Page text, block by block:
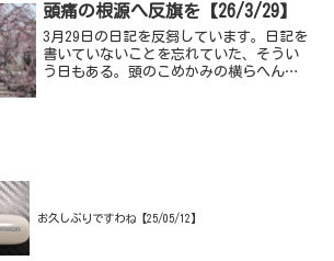
頭痛の根源へ反旗を【26/3/29】
3月29日の日記を反芻しています。日記を
書いていないことを忘れていた、そうい
う日もある。頭のこめかみの横らへんが
お久しぶりですわね【25/05/12】